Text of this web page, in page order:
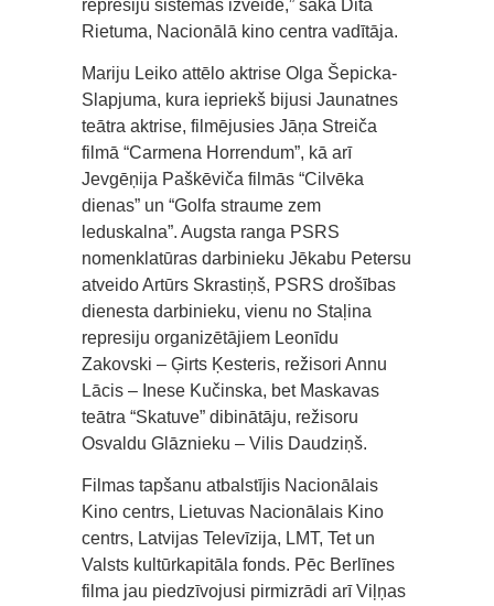
represiju sistēmas izveidē,” saka Dita
Rietuma, Nacionālā kino centra vadītāja.
Mariju Leiko attēlo aktrise Olga Šepicka-
Slapjuma, kura iepriekš bijusi Jaunatnes
teātra aktrise, filmējusies Jāņa Streiča
filmā “Carmena Horrendum”, kā arī
Jevgēņija Paškēviča filmās “Cilvēka
dienas” un “Golfa straume zem
leduskalna”. Augsta ranga PSRS
nomenklatūras darbinieku Jēkabu Petersu
atveido Artūrs Skrastiņš, PSRS drošības
dienesta darbinieku, vienu no Staļina
represiju organizētājiem Leonīdu
Zakovski – Ģirts Ķesteris, režisori Annu
Lācis – Inese Kučinska, bet Maskavas
teātra “Skatuve” dibinātāju, režisoru
Osvaldu Glāznieku – Vilis Daudziņš.
Filmas tapšanu atbalstījis Nacionālais
Kino centrs, Lietuvas Nacionālais Kino
centrs, Latvijas Televīzija, LMT, Tet un
Valsts kultūrkapitāla fonds. Pēc Berlīnes
filma jau piedzīvojusi pirmizrādi arī Viļņas